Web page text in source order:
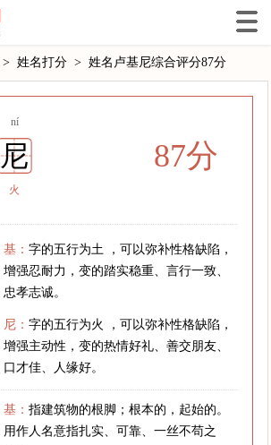
> 姓名打分 > 姓名卢基尼综合评分87分
ní
尼
火
87分
基：字的五行为土 ，可以弥补性格缺陷，
增强忍耐力，变的踏实稳重、言行一致、
忠孝志诚。
尼：字的五行为火 ，可以弥补性格缺陷，
增强主动性，变的热情好礼、善交朋友、
口才佳、人缘好。
基：指建筑物的根脚；根本的，起始的。
用作人名意指扎实、可靠、一丝不苟之